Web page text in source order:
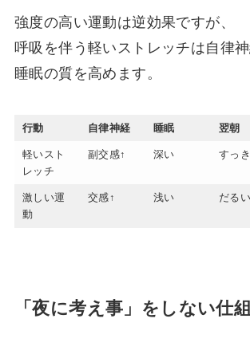
強度の高い運動は逆効果ですが、
呼吸を伴う軽いストレッチは自律神
睡眠の質を高めます。
行動 自律神経 睡眠 翌朝
軽いスト
レッチ
副交感↑ 深い すっ
激しい運
動
交感↑ 浅い だるい
「夜に考え事」をしない仕